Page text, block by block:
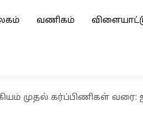
வணிகம்
முதல் கர்ப்பிணிகள்